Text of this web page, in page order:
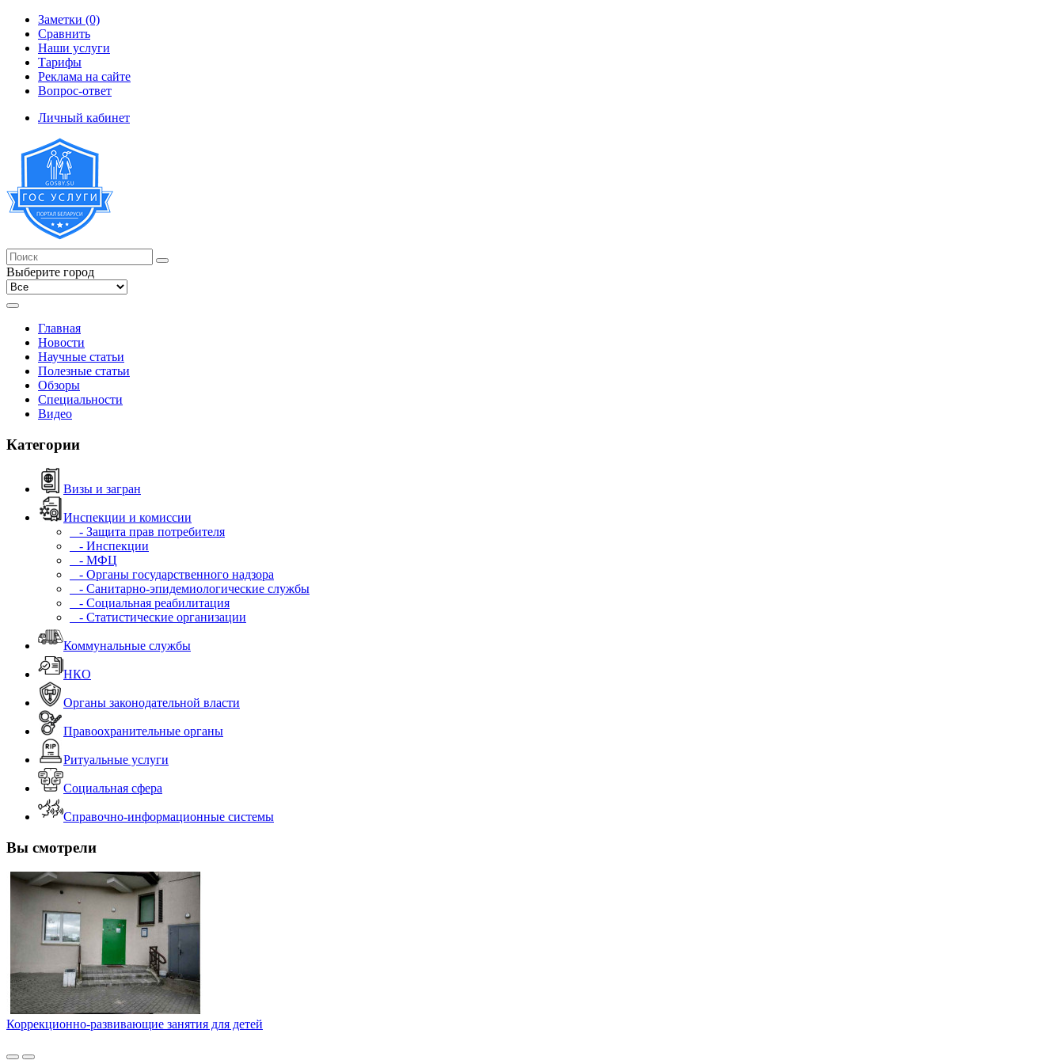
Заметки (0)
Сравнить
Наши услуги
Тарифы
Реклама на сайте
Вопрос-ответ
Личный кабинет
Выберите город
Главная
Новости
Научные статьи
Полезные статьи
Обзоры
Специальности
Видео
Категории
Визы и загран
Инспекции и комиссии
- Защита прав потребителя
- Инспекции
- МФЦ
- Органы государственного надзора
- Санитарно-эпидемиологические службы
- Социальная реабилитация
- Статистические организации
Коммунальные службы
НКО
Органы законодательной власти
Правоохранительные органы
Ритуальные услуги
Социальная сфера
Справочно-информационные системы
Вы смотрели
Коррекционно-развивающие занятия для детей